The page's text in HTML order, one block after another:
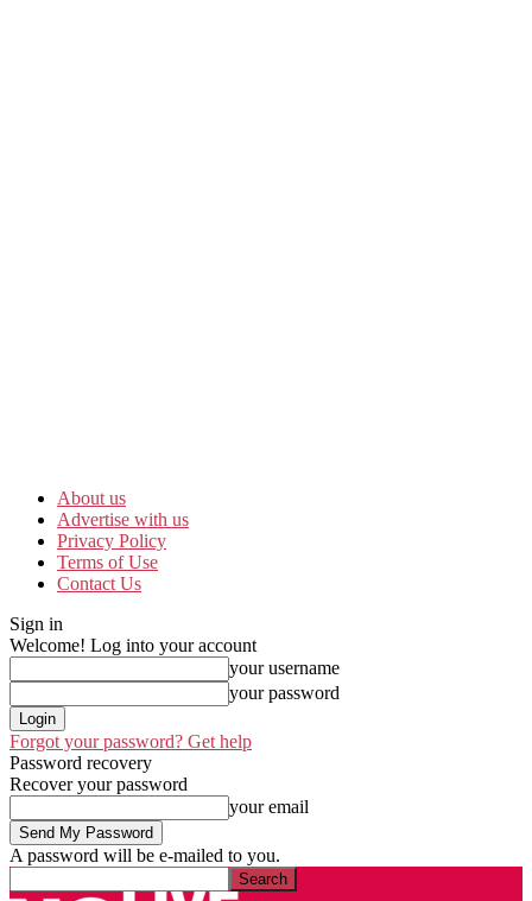
About us
Advertise with us
Privacy Policy
Terms of Use
Contact Us
Sign in
Welcome! Log into your account
your username
your password
Forgot your password? Get help
Password recovery
Recover your password
your email
A password will be e-mailed to you.